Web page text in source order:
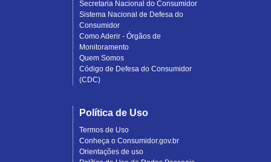
Secretaria Nacional do Consumidor
Sistema Nacional de Defesa do
Consumidor
Como Aderir - Órgãos de
Monitoramento
Quem Somos
Código de Defesa do Consumidor
(CDC)
Política de Uso
Termos de Uso
Conheça o Consumidor.gov.br
Orientações de uso